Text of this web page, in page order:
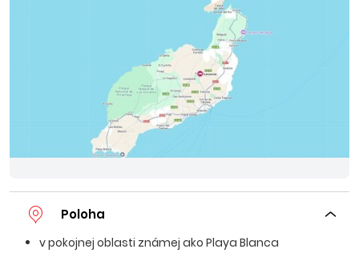
Poloha
v pokojnej oblasti známej ako Playa Blanca